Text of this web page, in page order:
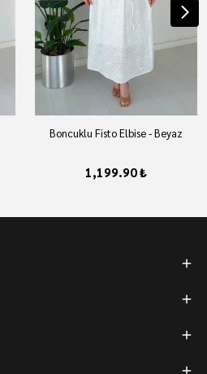
Boncuklu Fisto Elbise - Beyaz
1,199.90 ₺